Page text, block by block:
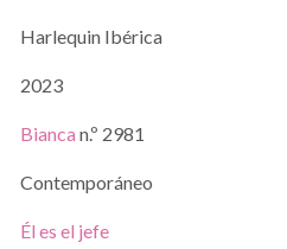
Harlequin Ibérica
2023
Bianca n.º 2981
Contemporáneo
Él es el jefe